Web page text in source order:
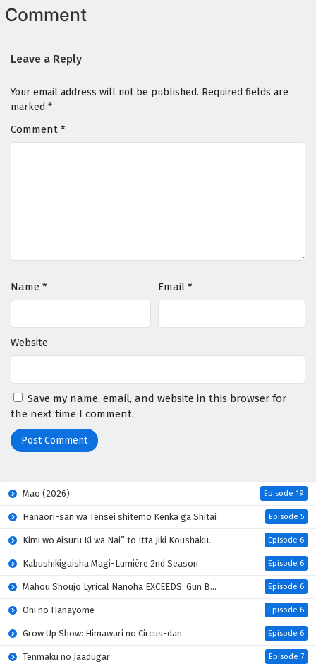
Snowball Earth Episodio 2 Sub Español
Eps 1 - April 30, 2026
Comment
Leave a Reply
Your email address will not be published. Required fields are
marked *
Comment *
Name * Email *
Website
Save my name, email, and website in this browser for
the next time I comment.
Mao (2026) Episode 19
Hanaori-san wa Tensei shitemo Kenka ga Shitai Episode 5
Kimi wo Aisuru Ki wa Nai” to Itta Jiki Koushaku-sama ga Nazeka Dekiai shitekimasu Episode 6
Kabushikigaisha Magi-Lumière 2nd Season Episode 6
Mahou Shoujo Lyrical Nanoha EXCEEDS: Gun Blaze Vengeance Episode 6
Oni no Hanayome Episode 6
Grow Up Show: Himawari no Circus-dan Episode 6
Tenmaku no Jaadugar Episode 7